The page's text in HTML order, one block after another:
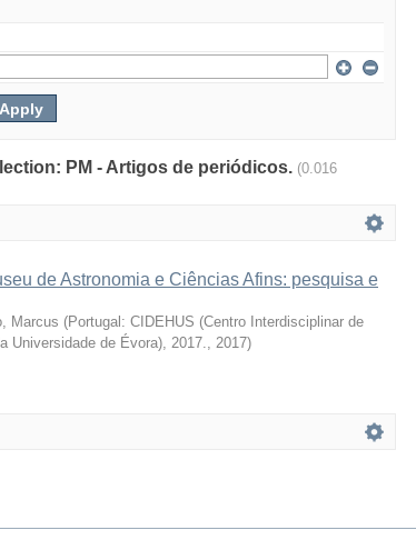
PM - Artigos de periódicos. (0.016
de Astronomia e Ciências Afins: pesquisa e
Marcus (Portugal: CIDEHUS (Centro Interdisciplinar de
Universidade de Évora), 2017., 2017)